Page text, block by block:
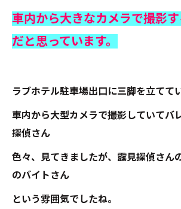
車内から大きなカメラで撮影
だと思っています。
ラブホテル駐車場出口に三脚を立てて
車内から大型カメラで撮影していてバ
探偵さん
色々、見てきましたが、露見探偵さん
のバイトさん
という雰囲気でしたね。